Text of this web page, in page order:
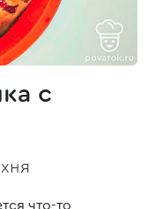
с
что-то